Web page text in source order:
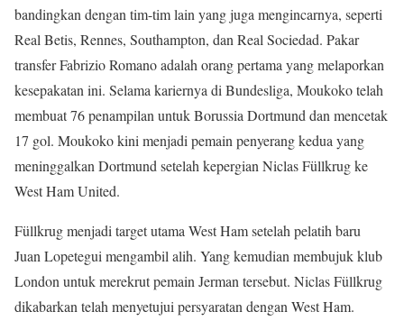
bandingkan dengan tim-tim lain yang juga mengincarnya, seperti
Real Betis, Rennes, Southampton, dan Real Sociedad. Pakar
transfer Fabrizio Romano adalah orang pertama yang melaporkan
kesepakatan ini. Selama kariernya di Bundesliga, Moukoko telah
membuat 76 penampilan untuk Borussia Dortmund dan mencetak
17 gol. Moukoko kini menjadi pemain penyerang kedua yang
meninggalkan Dortmund setelah kepergian Niclas Füllkrug ke
West Ham United.
Füllkrug menjadi target utama West Ham setelah pelatih baru
Juan Lopetegui mengambil alih. Yang kemudian membujuk klub
London untuk merekrut pemain Jerman tersebut. Niclas Füllkrug
dikabarkan telah menyetujui persyaratan dengan West Ham.